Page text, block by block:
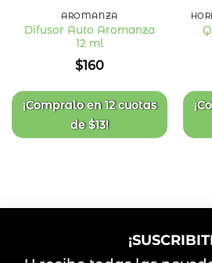
AROMANZA
Difusor Auto Aromanza
12 ml
$160
¡Compralo en12 cuotas
de$13!